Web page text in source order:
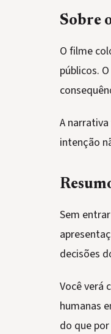
Sobre
O filme
públicos.
A
intenção
Sem
decisões
Você verá
humanas
do que